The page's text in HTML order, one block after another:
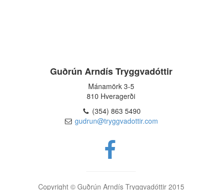
Guðrún Arndís Tryggvadóttir
Mánamörk 3-5
810 Hveragerði
(354) 863 5490
gudrun@tryggvadottir.com
Copyright © Guðrún Arndís Tryggvadóttir 2015